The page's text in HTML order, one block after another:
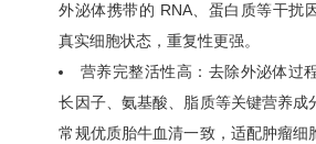
外泌体携带的 RNA、蛋白质等干扰
真实细胞状态，重复性更强。
营养完整活性高：去除外泌体过
长因子、氨基酸、脂质等关键营养成
常规优质胎牛血清一致，适配肿瘤细